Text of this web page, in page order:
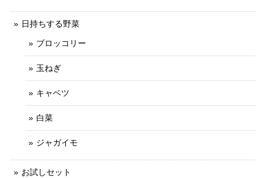
日持ちする野菜
ブロッコリー
玉ねぎ
キャベツ
白菜
ジャガイモ
お試しセット